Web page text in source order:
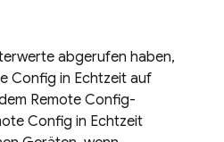
abgerufen haben,
Config in Echtzeit auf
Remote Config-
Config in Echtzeit